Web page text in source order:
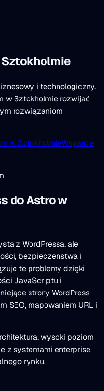
i technologiczny.
w Sztokholmie rozwijać
rozwiązaniom
w SztokholmieWsparcie
do Astro w
z WordPressa, ale
bezpieczeństwa i
te problemy dzięki
JavaScriptu i
strony WordPress
SEO, mapowaniem URL i
wysoki poziom
z systemami enterprise
rynku.